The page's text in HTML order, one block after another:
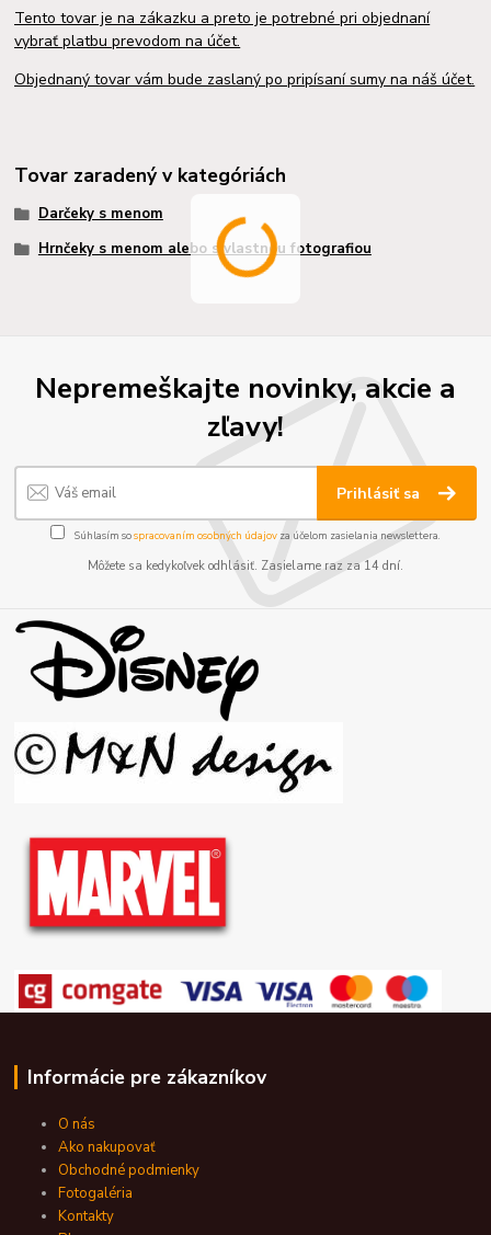
Tento tovar je na zákazku a preto je potrebné pri objednaní
vybrať platbu prevodom na účet.
Objednaný tovar vám bude zaslaný po pripísaní sumy na náš účet.
Tovar zaradený v kategóriách
Darčeky s menom
Hrnčeky s menom alebo s vlastnou fotografiou
Nepremeškajte novinky, akcie a
zľavy!
Prihlásiť sa
Súhlasím sospracovaním osobných údajov za účelom zasielania newslettera.
Môžete sa kedykoľvek odhlásiť. Zasielame raz za 14 dní.
Informácie pre zákazníkov
O nás
Ako nakupovať
Obchodné podmienky
Fotogaléria
Kontakty